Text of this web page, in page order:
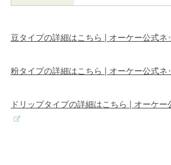
豆タイプの詳細はこちら | オーケー公式ネ
粉タイプの詳細はこちら | オーケー公式ネ
ドリップタイプの詳細はこちら | オーケ